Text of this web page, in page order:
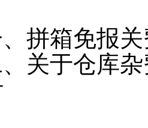
箱免报关
于仓库杂